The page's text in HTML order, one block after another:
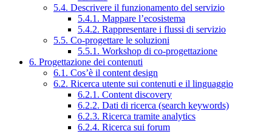
5.4. Descrivere il funzionamento del servizio
5.4.1. Mappare l’ecosistema
5.4.2. Rappresentare i flussi di servizio
5.5. Co-progettare le soluzioni
5.5.1. Workshop di co-progettazione
6. Progettazione dei contenuti
6.1. Cos’è il content design
6.2. Ricerca utente sui contenuti e il linguaggio
6.2.1. Content discovery
6.2.2. Dati di ricerca (search keywords)
6.2.3. Ricerca tramite analytics
6.2.4. Ricerca sui forum